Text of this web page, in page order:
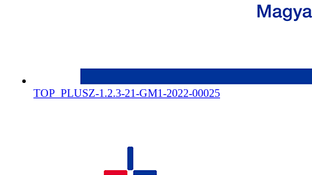
TOP_PLUSZ-1.2.3-21-GM1-2022-00025